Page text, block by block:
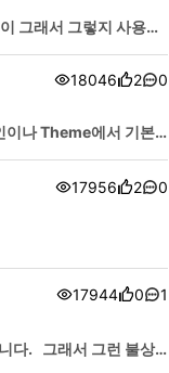
그래서 그렇지 사용자
18046 2 0
17956 2 0
17944 0 1
다. 그래서 그런 불상